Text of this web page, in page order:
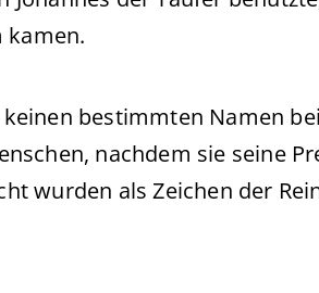
kamen.
bestimmten Namen
nachdem sie seine
wurden als Zeichen der